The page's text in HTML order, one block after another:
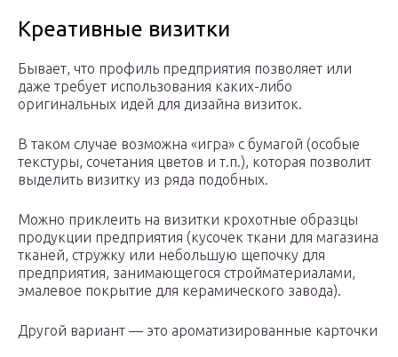
Креативные визитки
Бывает, что профиль предприятия позволяет или
даже требует ­использования каких-либо
оригинальных идей для дизайна визиток.
В таком случае возможна «игра» с бумагой (особые
текстуры, сочетания цветов и т.п.), которая позволит
выделить визитку из ряда подобных.
Можно приклеить на визитки крохотные образцы
продукции предприятия (кусочек ткани для магазина
тканей, стружку или небольшую щепочку для
предприятия, занимающегося стройматериалами,
эмалевое покрытие для керамического завода).
Другой вариант — это ароматизированные карточки